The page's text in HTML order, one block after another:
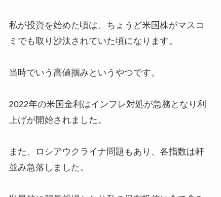
私が投資を始めた頃は、ちょうど米国株がマスコ
ミでも取り沙汰されていた頃になります。
当時でいう高値掴みというやつです。
2022年の米国金利はインフレ対処が急務となり利
上げが開始されました。
また、ロシアウクライナ問題もあり、各指数は軒
並み急落しました。